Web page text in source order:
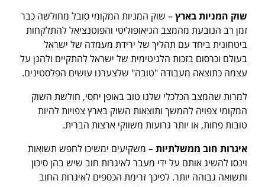
שוק המניות בארץ– שוק המניות המקומי סובל מחולשה כבר
זמן רב הנובעת מהמצב הגיאופוליטי והפוטנציאל להתלקחות
ביטחונית ביחד עם תהליך של ירידת מעמדה של ישראל
בעולם וכרסום בזכות הלגיטימית של ישראל להתקיים ולהגן על
עצמה כתוצאה מעבודה "טובה" שלצערנו עושים הפלסטינים.
למרות שהמצב הכלכלי שלנו טוב באופן יחסי, חולשת השוק
המקומי צפויה להמשך ותוצאות השוק בארץ צפויות להיות
טובות פחות, או יותר גרועות משווקי ארצות הברית.
איגרות חוב ממשלתיות– משקיעים ימשיכו לחפש תשואות
וינסו להשיג אותם על ידי מעבר לאיגרות חוב שיש בהן סיכון
ותשואה גבוהה יותר. לפיכך זרימת הכספים לאיגרות החוב